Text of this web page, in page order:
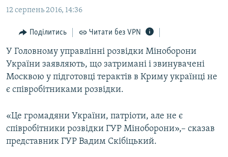
Перейти
пошуку
ПОГЛЯД
ІНТЕРВ'Ю
ВСЕ ЗА ДЕНЬ
СПЕЦПРОЕКТИ
ДЕПОРТАЦІЯ
СВІДЧЕННЯ ОКУПАЦІЇ
УКРАЇНСЬКА ПРОБЛЕМА КРИМУ
ЯК ОБІЙТИ БЛОКУВАННЯ
Русский
Qırımtatar
12 серпень 2016, 14:36
Поділитись Читати без VPN
У Головному управлінні розвідки Міноборони
України заявляють, що затримані і звинувачені
Москвою у підготовці терактів в Криму українці не
є співробітниками розвідки.
«Це громадяни України, патріоти, але не є
співробітники розвідки ГУР Міноборони»,– сказав
представник ГУР Вадим Скібіцький.